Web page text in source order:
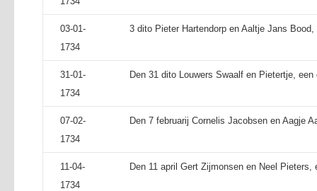
03-01-
1734
3 dito Pieter Hartendorp en Aaltje Jans
31-01-
1734
Den 31 dito Louwers Swaalf en Pietertje, een
07-02-
1734
Den 7 februarij Cornelis Jacobsen en Aagje
11-04-
1734
Den 11 april Gert Zijmonsen en Neel Pieters,